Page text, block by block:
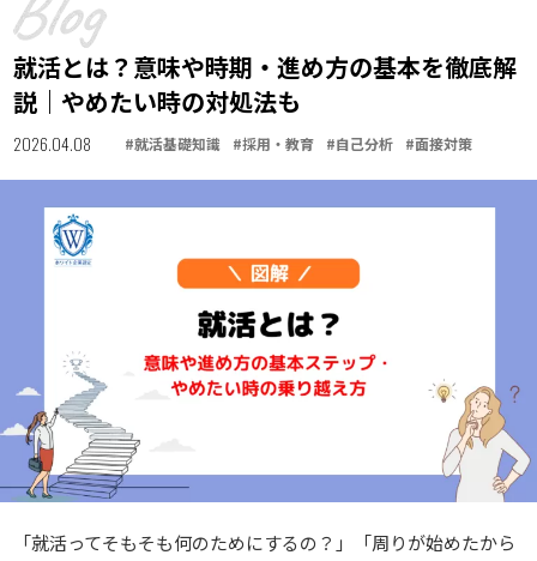
就活とは？意味や時期・進め方の基本を徹底解
説｜やめたい時の対処法も
2026.04.08 #就活基礎知識 #採用・教育 #自己分析 #面接対策
「就活ってそもそも何のためにするの？」「周りが始めたから